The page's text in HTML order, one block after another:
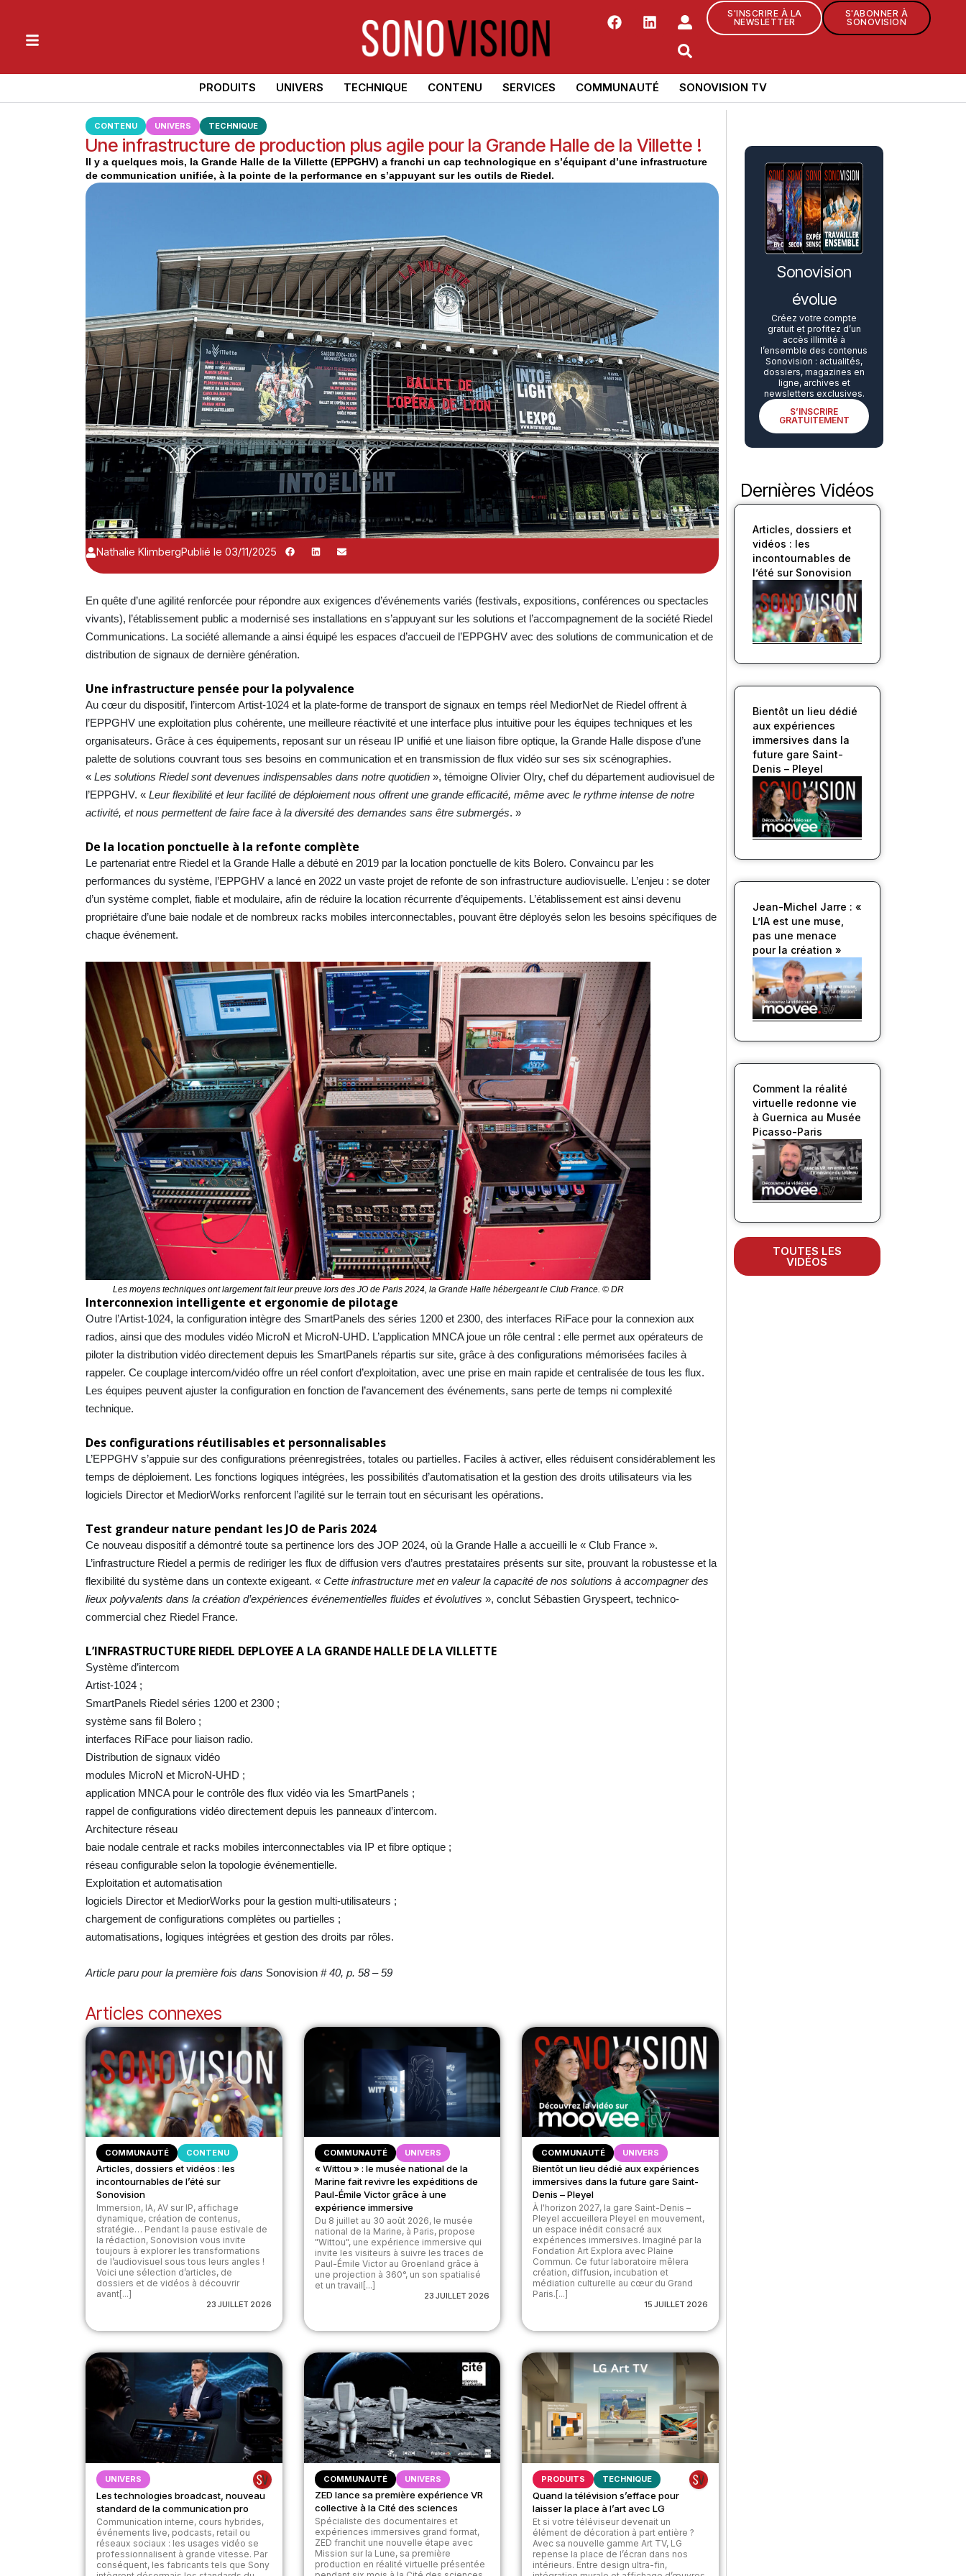
S'INSCRIRE À LA
NEWSLETTER
S'ABONNER À
SONOVISION
PRODUITS UNIVERS TECHNIQUE CONTENU SERVICES COMMUNAUTÉ SONOVISION TV
CONTENU UNIVERS TECHNIQUE
Une infrastructure de production plus agile pour la Grande Halle de la Villette !
Il y a quelques mois, la Grande Halle de la Villette (EPPGHV) a franchi un cap technologique en s’équipant d’une infrastructure
de communication unifiée, à la pointe de la performance en s’appuyant sur les outils de Riedel.
Nathalie KlimbergPublié le 03/11/2025
En quête d’une agilité renforcée pour répondre aux exigences d’événements variés (festivals, expositions, conférences ou spectacles
vivants), l’établissement public a modernisé ses installations en s’appuyant sur les solutions et l’accompagnement de la société Riedel
Communications. La société allemande a ainsi équipé les espaces d’accueil de l’EPPGHV avec des solutions de communication et de
distribution de signaux de dernière génération.
Une infrastructure pensée pour la polyvalence
Au cœur du dispositif, l’intercom Artist-1024 et la plate-forme de transport de signaux en temps réel MediorNet de Riedel offrent à
l’EPPGHV une exploitation plus cohérente, une meilleure réactivité et une interface plus intuitive pour les équipes techniques et les
organisateurs. Grâce à ces équipements, reposant sur un réseau IP unifié et une liaison fibre optique, la Grande Halle dispose d’une
palette de solutions couvrant tous ses besoins en communication et en transmission de flux vidéo sur ses six scénographies.
«Les solutions Riedel sont devenues indispensables dans notre quotidien», témoigne Olivier Olry, chef du département audiovisuel de
l’EPPGHV. «Leur flexibilité et leur facilité de déploiement nous offrent une grande efficacité, même avec le rythme intense de notre
activité, et nous permettent de faire face à la diversité des demandes sans être submergés. »
De la location ponctuelle à la refonte complète
Le partenariat entre Riedel et la Grande Halle a débuté en 2019 par la location ponctuelle de kits Bolero. Convaincu par les
performances du système, l’EPPGHV a lancé en 2022 un vaste projet de refonte de son infrastructure audiovisuelle. L’enjeu : se doter
d’un système complet, fiable et modulaire, afin de réduire la location récurrente d’équipements. L’établissement est ainsi devenu
propriétaire d’une baie nodale et de nombreux racks mobiles interconnectables, pouvant être déployés selon les besoins spécifiques de
chaque événement.
Les moyens techniques ont largement fait leur preuve lors des JO de Paris 2024, la Grande Halle hébergeant le Club France. © DR
Interconnexion intelligente et ergonomie de pilotage
Outre l’Artist-1024, la configuration intègre des SmartPanels des séries 1200 et 2300, des interfaces RiFace pour la connexion aux
radios, ainsi que des modules vidéo MicroN et MicroN-UHD. L’application MNCA joue un rôle central : elle permet aux opérateurs de
piloter la distribution vidéo directement depuis les SmartPanels répartis sur site, grâce à des configurations mémorisées faciles à
rappeler. Ce couplage intercom/vidéo offre un réel confort d’exploitation, avec une prise en main rapide et centralisée de tous les flux.
Les équipes peuvent ajuster la configuration en fonction de l’avancement des événements, sans perte de temps ni complexité
technique.
Des configurations réutilisables et personnalisables
L’EPPGHV s’appuie sur des configurations préenregistrées, totales ou partielles. Faciles à activer, elles réduisent considérablement les
temps de déploiement. Les fonctions logiques intégrées, les possibilités d’automatisation et la gestion des droits utilisateurs via les
logiciels Director et MediorWorks renforcent l’agilité sur le terrain tout en sécurisant les opérations.
Test grandeur nature pendant les JO de Paris 2024
Ce nouveau dispositif a démontré toute sa pertinence lors des JOP 2024, où la Grande Halle a accueilli le « Club France ».
L’infrastructure Riedel a permis de rediriger les flux de diffusion vers d’autres prestataires présents sur site, prouvant la robustesse et la
flexibilité du système dans un contexte exigeant. «Cette infrastructure met en valeur la capacité de nos solutions à accompagner des
lieux polyvalents dans la création d’expériences événementielles fluides et évolutives», conclut Sébastien Gryspeert, technico-
commercial chez Riedel France.
L’INFRASTRUCTURE RIEDEL DEPLOYEE A LA GRANDE HALLE DE LA VILLETTE
Système d’intercom
Artist-1024 ;
SmartPanels Riedel séries 1200 et 2300 ;
système sans fil Bolero ;
interfaces RiFace pour liaison radio.
Distribution de signaux vidéo
modules MicroN et MicroN-UHD ;
application MNCA pour le contrôle des flux vidéo via les SmartPanels ;
rappel de configurations vidéo directement depuis les panneaux d’intercom.
Architecture réseau
baie nodale centrale et racks mobiles interconnectables via IP et fibre optique ;
réseau configurable selon la topologie événementielle.
Exploitation et automatisation
logiciels Director et MediorWorks pour la gestion multi-utilisateurs ;
chargement de configurations complètes ou partielles ;
automatisations, logiques intégrées et gestion des droits par rôles.
Article paru pour la première fois dans Sonovision # 40, p. 58 – 59
Articles connexes
COMMUNAUTÉ CONTENU
Articles, dossiers et vidéos : les
incontournables de l’été sur
Sonovision
Immersion, IA, AV sur IP, affichage
dynamique, création de contenus,
stratégie… Pendant la pause estivale de
la rédaction, Sonovision vous invite
toujours à explorer les transformations
de l’audiovisuel sous tous leurs angles !
Voici une sélection d’articles, de
dossiers et de vidéos à découvrir
avant[...]
23 JUILLET 2026
COMMUNAUTÉ UNIVERS
« Wittou » : le musée national de la
Marine fait revivre les expéditions de
Paul-Émile Victor grâce à une
expérience immersive
Du 8 juillet au 30 août 2026, le musée
national de la Marine, à Paris, propose
"Wittou", une expérience immersive qui
invite les visiteurs à suivre les traces de
Paul-Émile Victor au Groenland grâce à
une projection à 360°, un son spatialisé
et un travail[...]
23 JUILLET 2026
COMMUNAUTÉ UNIVERS
Bientôt un lieu dédié aux expériences
immersives dans la future gare Saint-
Denis – Pleyel
À l'horizon 2027, la gare Saint-Denis –
Pleyel accueillera Pleyel en mouvement,
un espace inédit consacré aux
expériences immersives. Imaginé par la
Fondation Art Explora avec Plaine
Commun. Ce futur laboratoire mêlera
création, diffusion, incubation et
médiation culturelle au cœur du Grand
Paris.[...]
15 JUILLET 2026
UNIVERS
Les technologies broadcast, nouveau
standard de la communication pro
Communication interne, cours hybrides,
événements live, podcasts, retail ou
réseaux sociaux : les usages vidéo se
professionnalisent à grande vitesse. Par
conséquent, les fabricants tels que Sony
COMMUNAUTÉ UNIVERS
ZED lance sa première expérience VR
collective à la Cité des sciences
Spécialiste des documentaires et
expériences immersives grand format,
ZED franchit une nouvelle étape avec
Mission sur la Lune, sa première
production en réalité virtuelle présentée
PRODUITS TECHNIQUE
Quand la télévision s’efface pour
laisser la place à l’art avec LG
Et si votre téléviseur devenait un
élément de décoration à part entière ?
Avec sa nouvelle gamme Art TV, LG
repense la place de l’écran dans nos
intérieurs. Entre design ultra-fin,
Sonovision
évolue
Créez votre compte
gratuit et profitez d’un
accès illimité à
l’ensemble des contenus
Sonovision : actualités,
dossiers, magazines en
ligne, archives et
newsletters exclusives.
S’INSCRIRE
GRATUITEMENT
Dernières Vidéos
Articles, dossiers et
vidéos : les
incontournables de
l’été sur Sonovision
Bientôt un lieu dédié
aux expériences
immersives dans la
future gare Saint-
Denis – Pleyel
Jean-Michel Jarre : «
L’IA est une muse,
pas une menace
pour la création »
Comment la réalité
virtuelle redonne vie
à Guernica au Musée
Picasso-Paris
TOUTES LES
VIDÉOS